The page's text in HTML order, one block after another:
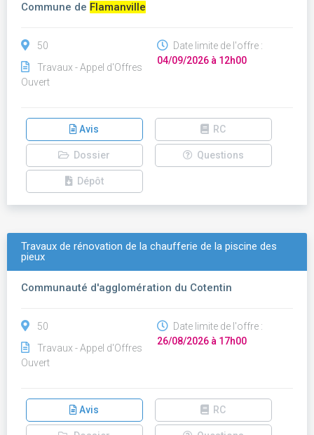
Commune de Flamanville
50
Travaux - Appel d'Offres
Ouvert
Date limite de l'offre :
04/09/2026 à 12h00
Avis RC
Dossier Questions
Dépôt
Travaux de rénovation de la chaufferie de la piscine des
pieux
Communauté d'agglomération du Cotentin
50
Travaux - Appel d'Offres
Ouvert
Date limite de l'offre :
26/08/2026 à 17h00
Avis RC